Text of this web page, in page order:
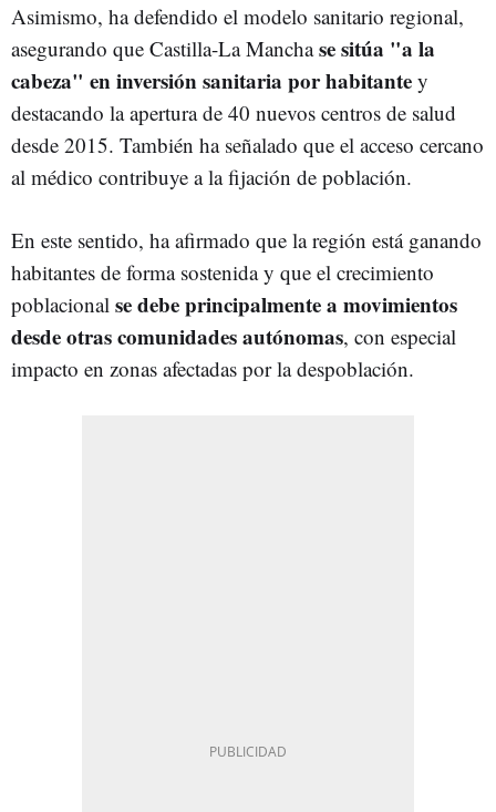
Asimismo, ha defendido el modelo sanitario regional,
asegurando que Castilla-La Manchase sitúa "a la
cabeza" en inversión sanitaria por habitante y
destacando la apertura de 40 nuevos centros de salud
desde 2015. También ha señalado que el acceso cercano
al médico contribuye a la fijación de población.
En este sentido, ha afirmado que la región está ganando
habitantes de forma sostenida y que el crecimiento
poblacional se debe principalmente a movimientos
desde otras comunidades autónomas, con especial
impacto en zonas afectadas por la despoblación.